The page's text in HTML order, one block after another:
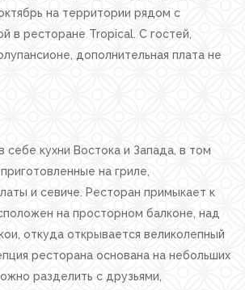
на территории рядом с
в ресторане Tropical. С гостей,
дополнительная плата не
себе кухни Востока и Запада, в том
на гриле,
и севиче. Ресторан примыкает к
на просторном балконе, над
откуда открывается великолепный
ресторана основана на небольших
разделить с друзьями,